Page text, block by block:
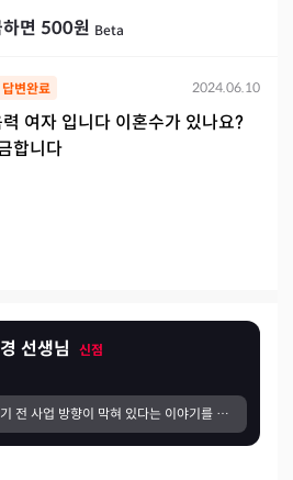
하면 500원 Beta
답변완료 2024.06.10
여자 입니다 이혼수가 있나요?
합니다
선생님
신점
사업을 시작하기 전 사업 방향이 막혀 있다는 이야기를 듣고 계속 마음에 걸렸습니다. 그래서 형편이 넉넉하지 않았지만 없는 돈을 아껴가며 사업이 잘되기를 바라는 마음으로 여러 방향에서 기도를 부탁드렸습니다. 시간이 지나면서 신기하게도 조금씩 변화가 생기기 시작했습니다. 생각보다 먼 지역에서도 찾아와 주시는 분들이 생겼고, 소개를 통해 문의도 꾸준히 이어졌습니다. 아직 더 성장해야 할 부분은 많지만 예전처럼 막막하기보다는 길이 하나씩 열리고 있다는 느낌을 받고 있습니다. 덕분에 마음도 한결 편안해졌고, 앞으로도 초심을 잃지 않고 성실하게 운영해 더 많은 분들에게 좋은 교육을 전할 수 있도록 노력하겠습니다.